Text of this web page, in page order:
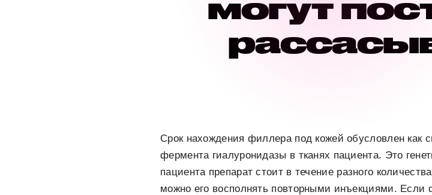
могут
Срок нахождения филлера под кожей обусловлен как
фермента гиалуронидазы в тканях пациента. Это
пациента препарат стоит в течение разного
можно его восполнять повторными инъекциями. Если